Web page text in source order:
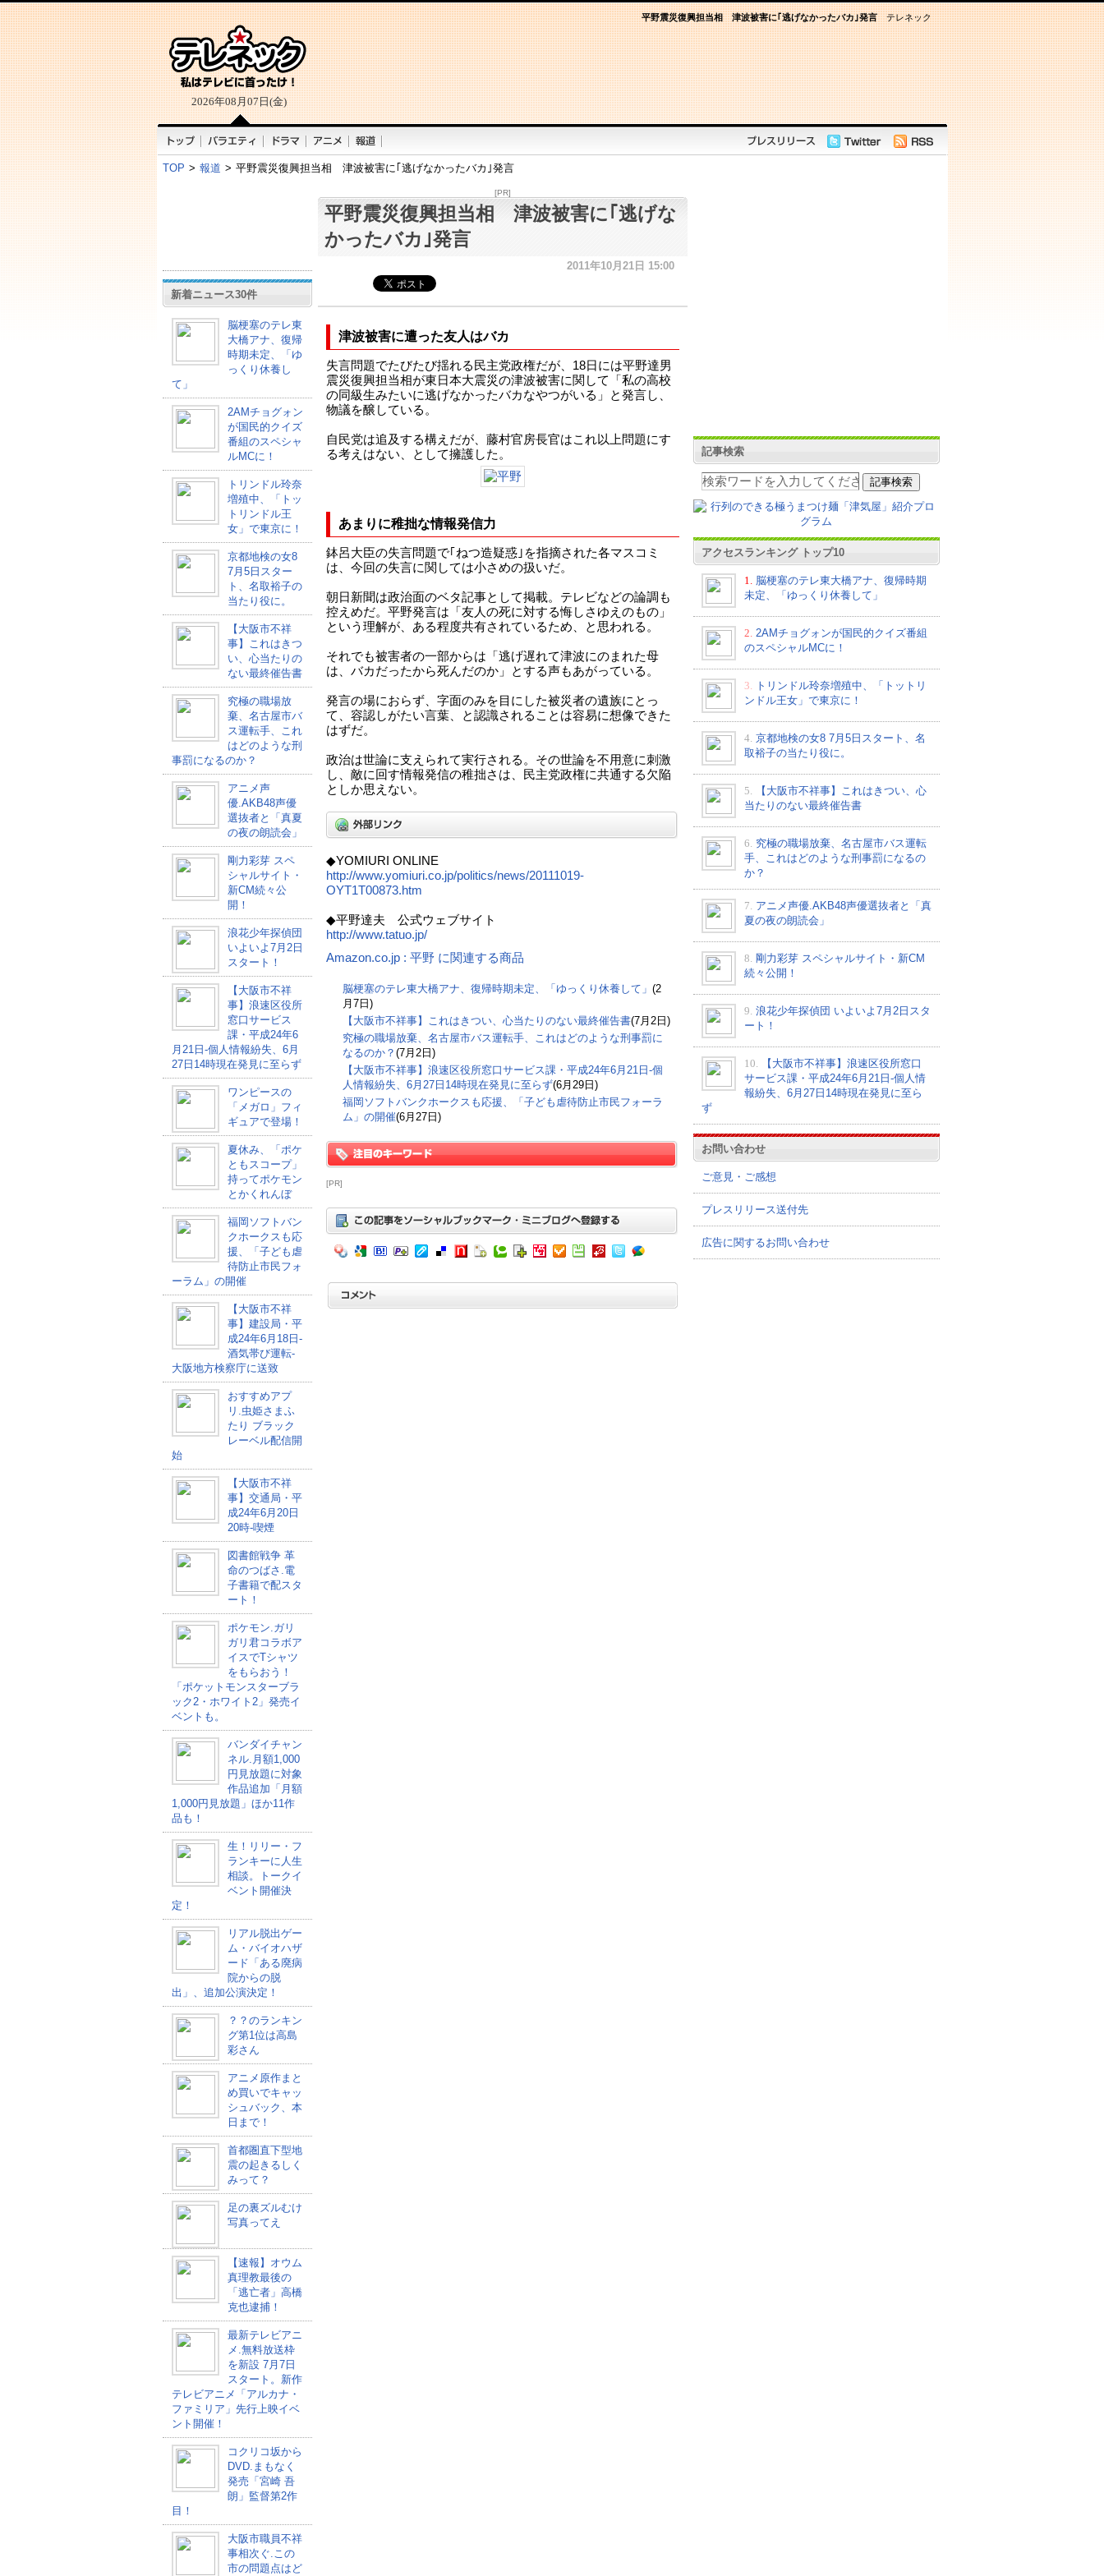
2026年08月07日(金)
テレネック
平野震災復興担当相 津波被害に｢逃げなかったバカ｣発言
TOP > 報道 > 平野震災復興担当相 津波被害に｢逃げなかったバカ｣発言
新着ニュース30件
脳梗塞のテレ東
大橋アナ、復帰
時期未定、「ゆ
っくり休養し
て」
2AMチョグォン
が国民的クイズ
番組のスペシャ
ルMCに！
トリンドル玲奈
増殖中、「トッ
トリンドル王
女」で東京に！
京都地検の女8
7月5日スター
ト、名取裕子の
当たり役に。
【大阪市不祥
事】これはきつ
い、心当たりの
ない最終催告書
究極の職場放
棄、名古屋市バ
ス運転手、これ
はどのような刑
事罰になるのか？
アニメ声
優.AKB48声優
選抜者と「真夏
の夜の朗読会」
剛力彩芽 スペ
シャルサイト・
新CM続々公
開！
浪花少年探偵団
いよいよ7月2日
スタート！
【大阪市不祥
事】浪速区役所
窓口サービス
課・平成24年6
月21日-個人情報紛失、6月
27日14時現在発見に至らず
ワンピースの
「メガロ」フィ
ギュアで登場！
夏休み、「ポケ
ともスコープ」
持ってポケモン
とかくれんぼ
福岡ソフトバン
クホークスも応
援、「子ども虐
待防止市民フォ
ーラム」の開催
【大阪市不祥
事】建設局・平
成24年6月18日-
酒気帯び運転-
大阪地方検察庁に送致
おすすめアプ
リ.虫姫さまふ
たり ブラック
レーベル配信開
始
【大阪市不祥
事】交通局・平
成24年6月20日
20時-喫煙
図書館戦争 革
命のつばさ.電
子書籍で配スタ
ート！
ポケモン.ガリ
ガリ君コラボア
イスでTシャツ
をもらおう！
「ポケットモンスターブラ
ック2・ホワイト2」発売イ
ベントも。
バンダイチャン
ネル.月額1,000
円見放題に対象
作品追加「月額
1,000円見放題」ほか11作
品も！
生！リリー・フ
ランキーに人生
相談。トークイ
ベント開催決
定！
リアル脱出ゲー
ム・バイオハザ
ード「ある廃病
院からの脱
出」、追加公演決定！
？？のランキン
グ第1位は高島
彩さん
アニメ原作まと
め買いでキャッ
シュバック、本
日まで！
首都圏直下型地
震の起きるしく
みって？
足の裏ズルむけ
写真ってえ
【速報】オウム
真理教最後の
「逃亡者」高橋
克也逮捕！
最新テレビアニ
メ.無料放送枠
を新設 7月7日
スタート。新作
テレビアニメ「アルカナ・
ファミリア」先行上映イベ
ント開催！
コクリコ坂から
DVD.まもなく
発売「宮崎 吾
朗」監督第2作
目！
大阪市職員不祥
事相次ぐ.この
市の問題点はど
[PR]
平野震災復興担当相 津波被害に｢逃げな
かったバカ｣発言
2011年10月21日 15:00
津波被害に遭った友人はバカ
失言問題でたびたび揺れる民主党政権だが、18日には平野達男
震災復興担当相が東日本大震災の津波被害に関して「私の高校
の同級生みたいに逃げなかったバカなやつがいる」と発言し、
物議を醸している。
自民党は追及する構えだが、藤村官房長官はこれ以上問題にす
る考えはない、として擁護した。
あまりに稚拙な情報発信力
鉢呂大臣の失言問題で｢ねつ造疑惑｣を指摘された各マスコミ
は、今回の失言に関しては小さめの扱いだ。
朝日新聞は政治面のベタ記事として掲載。テレビなどの論調も
控えめだ。平野発言は「友人の死に対する悔しさゆえのもの」
という理解が、ある程度共有されているため、と思われる。
それでも被害者の一部からは「逃げ遅れて津波にのまれた母
は、バカだったから死んだのか」とする声もあがっている。
発言の場におらず、字面のみを目にした被災者の遺族にとっ
て、容認しがたい言葉、と認識されることは容易に想像できた
はずだ。
政治は世論に支えられて実行される。その世論を不用意に刺激
し、敵に回す情報発信の稚拙さは、民主党政権に共通する欠陥
としか思えない。
◆YOMIURI ONLINE
http://www.yomiuri.co.jp/politics/news/20111019-
OYT1T00873.htm
◆平野達夫 公式ウェブサイト
http://www.tatuo.jp/
Amazon.co.jp : 平野 に関連する商品
脳梗塞のテレ東大橋アナ、復帰時期未定、「ゆっくり休養して」 (2
月7日)
【大阪市不祥事】これはきつい、心当たりのない最終催告書(7月2日)
究極の職場放棄、名古屋市バス運転手、これはどのような刑事罰に
なるのか？ (7月2日)
【大阪市不祥事】浪速区役所窓口サービス課・平成24年6月21日-個
人情報紛失、6月27日14時現在発見に至らず(6月29日)
福岡ソフトバンクホークスも応援、「子ども虐待防止市民フォーラ
ム」の開催(6月27日)
[PR]
記事検索
アクセスランキング トップ10
1.
脳梗塞のテレ東大橋アナ、復帰時期
未定、「ゆっくり休養して」
2. 2AMチョグォンが国民的クイズ番組
のスペシャルMCに！
3.
トリンドル玲奈増殖中、「トットリ
ンドル王女」で東京に！
4. 京都地検の女8 7月5日スタート、名
取裕子の当たり役に。
5.
【大阪市不祥事】これはきつい、心
当たりのない最終催告書
6. 究極の職場放棄、名古屋市バス運転
手、これはどのような刑事罰になるの
か？
7. アニメ声優.AKB48声優選抜者と「真
夏の夜の朗読会」
8. 剛力彩芽 スペシャルサイト・新CM
続々公開！
9. 浪花少年探偵団 いよいよ7月2日スタ
ート！
10.
【大阪市不祥事】浪速区役所窓口
サービス課・平成24年6月21日-個人情
報紛失、6月27日14時現在発見に至ら
ず
お問い合わせ
ご意見・ご感想
プレスリリース送付先
広告に関するお問い合わせ